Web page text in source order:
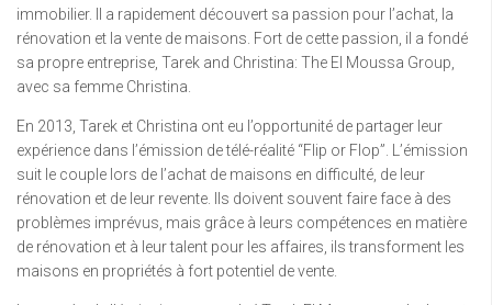
immobilier. Il a rapidement découvert sa passion pour l’achat, la
rénovation et la vente de maisons. Fort de cette passion, il a fondé
sa propre entreprise, Tarek and Christina: The El Moussa Group,
avec sa femme Christina.
En 2013, Tarek et Christina ont eu l’opportunité de partager leur
expérience dans l’émission de télé-réalité “Flip or Flop”. L’émission
suit le couple lors de l’achat de maisons en difficulté, de leur
rénovation et de leur revente. Ils doivent souvent faire face à des
problèmes imprévus, mais grâce à leurs compétences en matière
de rénovation et à leur talent pour les affaires, ils transforment les
maisons en propriétés à fort potentiel de vente.